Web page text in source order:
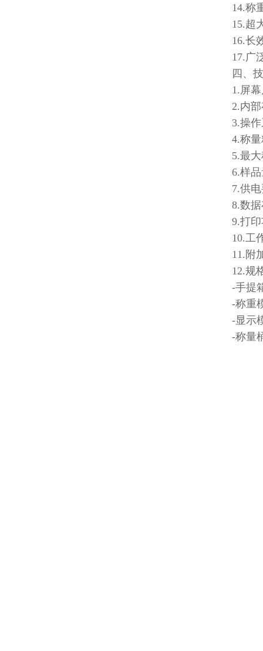
14.称
15.超
16.长
17.广
四、
1.屏
2.内
3.操
4.称
5.最
6.样
7.供
8.数
9.打
10.工
11.附
12.规
-手提
-称重
-显示
-称量